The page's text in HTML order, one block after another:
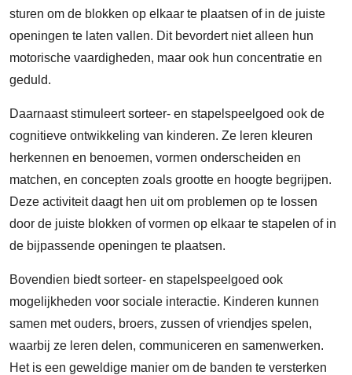
sturen om de blokken op elkaar te plaatsen of in de juiste
openingen te laten vallen. Dit bevordert niet alleen hun
motorische vaardigheden, maar ook hun concentratie en
geduld.
Daarnaast stimuleert sorteer- en stapelspeelgoed ook de
cognitieve ontwikkeling van kinderen. Ze leren kleuren
herkennen en benoemen, vormen onderscheiden en
matchen, en concepten zoals grootte en hoogte begrijpen.
Deze activiteit daagt hen uit om problemen op te lossen
door de juiste blokken of vormen op elkaar te stapelen of in
de bijpassende openingen te plaatsen.
Bovendien biedt sorteer- en stapelspeelgoed ook
mogelijkheden voor sociale interactie. Kinderen kunnen
samen met ouders, broers, zussen of vriendjes spelen,
waarbij ze leren delen, communiceren en samenwerken.
Het is een geweldige manier om de banden te versterken